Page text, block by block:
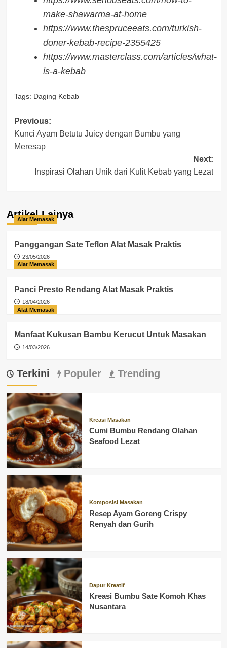
make-shawarma-at-home
https://www.thespruceeats.com/turkish-
doner-kebab-recipe-2355425
https://www.masterclass.com/articles/what-
is-a-kebab
Tags: Daging Kebab
Post
navigation
Previous:
Kunci Ayam Betutu Juicy dengan Bumbu yang
Meresap
Next:
Inspirasi Olahan Unik dari Kulit Kebab yang Lezat
Artikel Lainya
Alat Memasak
Panggangan Sate Teflon Alat Masak Praktis
23/05/2026
Alat Memasak
Panci Presto Rendang Alat Masak Praktis
18/04/2026
Alat Memasak
Manfaat Kukusan Bambu Kerucut Untuk Masakan
14/03/2026
Terkini Populer Trending
Kreasi Masakan
Cumi Bumbu Rendang Olahan
Seafood Lezat
Komposisi Masakan
Resep Ayam Goreng Crispy
Renyah dan Gurih
Dapur Kreatif
Kreasi Bumbu Sate Komoh Khas
Nusantara